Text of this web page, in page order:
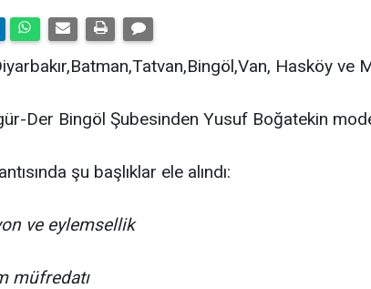
Hasköy ve
Der Bingöl Şubesinden Yusuf Boğatekin
şu başlıklar ele alındı:
ve eylemsellik
müfredatı